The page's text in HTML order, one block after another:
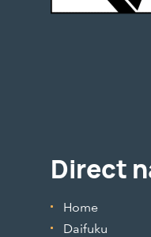
Direct
Home
Daifuku